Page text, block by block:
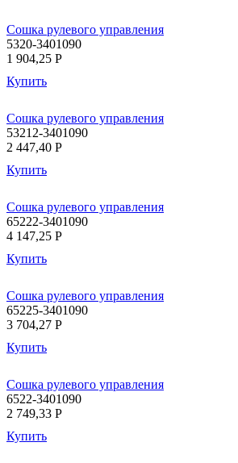
Сошка рулевого управления
5320-3401090
1 904,25 P
Купить
Сошка рулевого управления
53212-3401090
2 447,40 P
Купить
Сошка рулевого управления
65222-3401090
4 147,25 P
Купить
Сошка рулевого управления
65225-3401090
3 704,27 P
Купить
Сошка рулевого управления
6522-3401090
2 749,33 P
Купить